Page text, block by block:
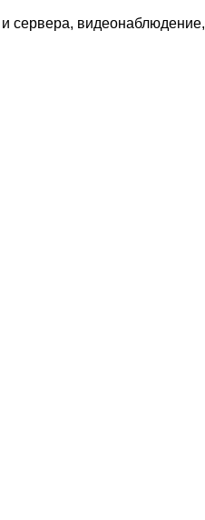
сервера, видеонаблюдение,